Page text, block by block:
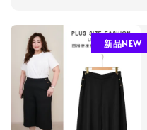
新品NEW